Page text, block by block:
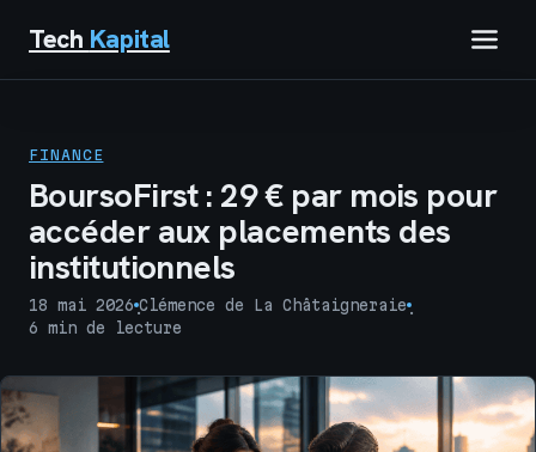
Tech Kapital
BUSINESS
MARKETING
FINANCE
BoursoFirst : 29 € par mois pour
accéder aux placements des
institutionnels
18 mai 2026
·
Clémence de La Châtaigneraie
·
6 min de lecture